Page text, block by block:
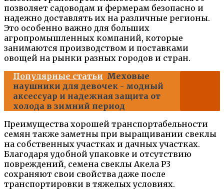
позволяет садоводам и фермерам безопасно и
надежно доставлять их на различные регионы.
Это особенно важно для больших
агропромышленных компаний, которые
занимаются производством и поставками
овощей на рынки разных городов и стран.
Популярные статьи Меховые
наушники для девочек - модный
аксессуар и надежная защита от
холода в зимний период
Преимущества хорошей транспортабельности
семян также заметны при выращивании свеклы
на собственных участках и дачных участках.
Благодаря удобной упаковке и отсутствию
повреждений, семена свеклы Акела Р3
сохраняют свои свойства даже после
транспортировки в тяжелых условиях.